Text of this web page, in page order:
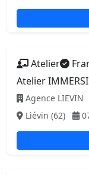
Atelier
Atelier
Agence LIEVIN
Liévin (62)